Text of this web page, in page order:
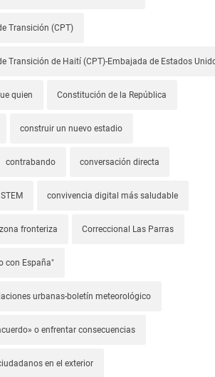
Transición (CPT)
Transición de Haití (CPT)-Embajada de Estados
quien Constitución de la República
construir un nuevo estadio
contrabando conversación directa
convivencia digital más saludable
fronteriza Correccional Las Parras
con España"
urbanas-boletín meteorológico
o enfrentar consecuencias
en el exterior